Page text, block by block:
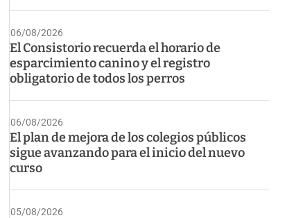
06/08/2026
El Consistorio recuerda el horario de
esparcimiento canino y el registro
obligatorio de todos los perros
06/08/2026
El plan de mejora de los colegios públicos
sigue avanzando para el inicio del nuevo
curso
05/08/2026